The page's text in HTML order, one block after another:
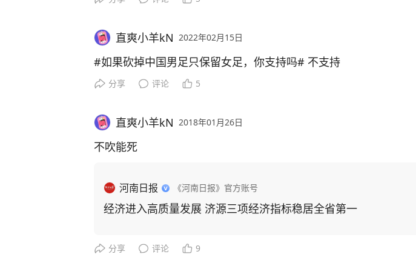
直爽小羊kN 2022年02月15日
#如果砍掉中国男足只保留女足，你支持吗# 不支持
分享 评论 5
直爽小羊kN 2018年01月26日
不吹能死
河南日报 《河南日报》官方账号
经济进入高质量发展 济源三项经济指标稳居全省第一
分享 评论 9